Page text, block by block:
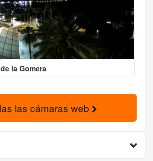
la Gomera
las cámaras web